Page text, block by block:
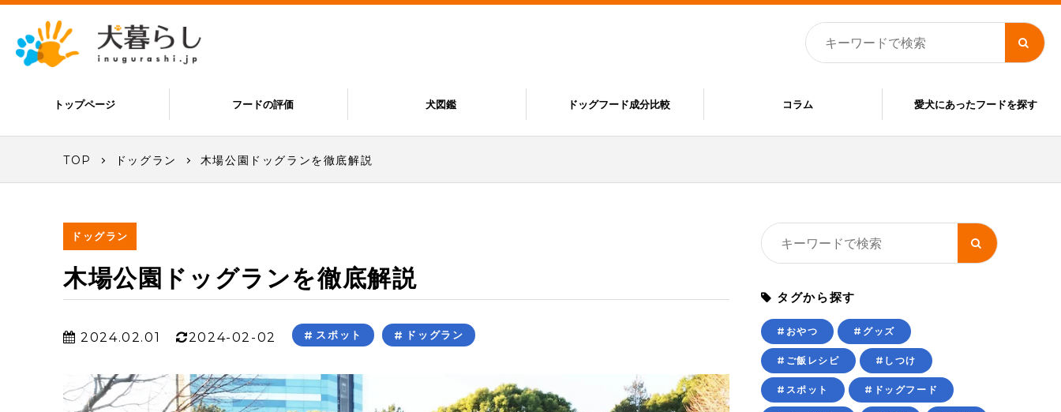
トップページ フードの評価 犬図鑑 ドッグフード成分比較 コラム 愛犬にあったフードを探す
TOP ドッグラン 木場公園ドッグランを徹底解説
ドッグラン
木場公園ドッグランを徹底解説
2024.02.01 2024-02-02 スポット ドッグラン
タグから探す
#おやつ #グッズ
#ご飯レシピ #しつけ
#スポット #ドッグフード